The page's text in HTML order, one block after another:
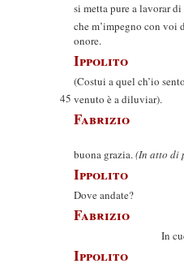
si metta pure a lavorar di
che m’impegno con voi
onore.
Ippolito
(Costui a quel ch’io sento
45 venuto è a diluviar).
Fabrizio
buona grazia.(In atto di
Ippolito
Dove andate?
Fabrizio
In
Ippolito